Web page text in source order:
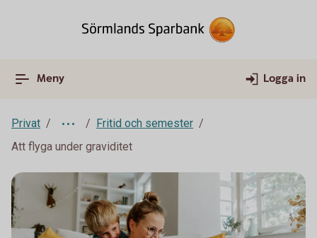
Meny Logga in
Privat
Fritid och semester
Att flyga under graviditet